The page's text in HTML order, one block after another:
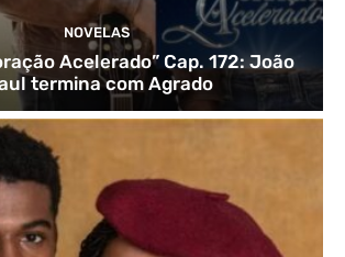
NOVELAS
Acelerado” Cap. 172: João
termina com Agrado